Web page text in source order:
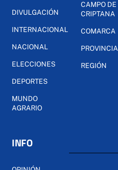
DIVULGACIÓN
INTERNACIONAL
NACIONAL
ELECCIONES
DEPORTES
MUNDO
AGRARIO
CAMPO DE
CRIPTANA
COMARCA
PROVINCIA
REGIÓN
INFO